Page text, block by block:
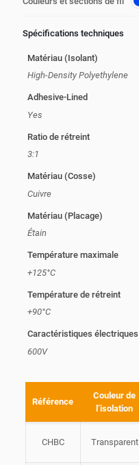
Spécifications techniques
Matériau (Isolant)
High-Density Polyethylene
Adhesive-Lined
Yes
Ratio de rétreint
3:1
Matériau (Cosse)
Cuivre
Matériau (Placage)
Étain
Température maximale
+125°C
Température de rétreint
+90°C
Caractéristiques électriques
600V
Référence
Couleur de
l’isolation
CHBC Transparent